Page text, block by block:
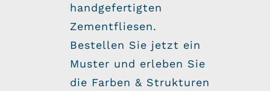
handgefertigten
Zementfliesen.
Bestellen Sie jetzt ein
Muster und erleben Sie
die Farben & Strukturen